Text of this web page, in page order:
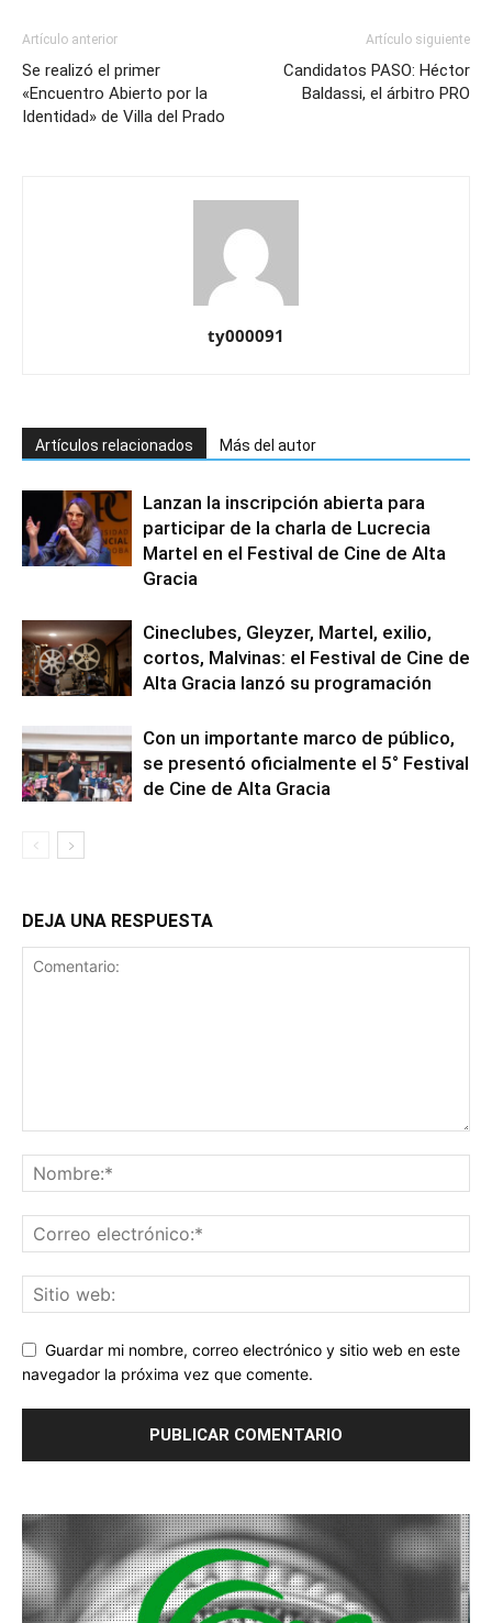
Artículo anterior
Se realizó el primer
«Encuentro Abierto por la
Identidad» de Villa del Prado
Artículo siguiente
Candidatos PASO: Héctor
Baldassi, el árbitro PRO
ty000091
Artículos relacionados Más del autor
Lanzan la inscripción abierta para
participar de la charla de Lucrecia
Martel en el Festival de Cine de Alta
Gracia
Cineclubes, Gleyzer, Martel, exilio,
cortos, Malvinas: el Festival de Cine de
Alta Gracia lanzó su programación
Con un importante marco de público,
se presentó oficialmente el 5° Festival
de Cine de Alta Gracia
DEJA UNA RESPUESTA
Guardar mi nombre, correo electrónico y sitio web en este
navegador la próxima vez que comente.